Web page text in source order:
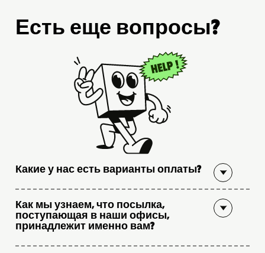
Есть еще вопросы?
Какие у нас есть варианты оплаты?
Как мы узнаем, что посылка,
поступающая в наши офисы,
принадлежит именно вам?